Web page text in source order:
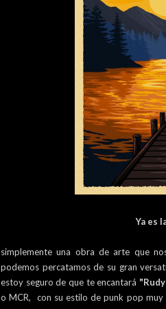
Ya es
simplemente una obra de arte que
podemos percatamos de su gran
estoy seguro de que te encantará
o MCR,
con su estilo de punk pop